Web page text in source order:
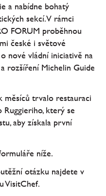
a nabídne bohatý
sekcí. V rámci
FORUM proběhnou
české i světové
nové vládní iniciativě na
rozšíření Michelin Guide
měsíců trvalo restauraci
který se
aby získala první
níže.
otázku najdete v
VisitChef.